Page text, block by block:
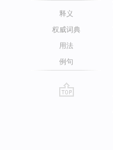
释义
权威词典
用法
例句